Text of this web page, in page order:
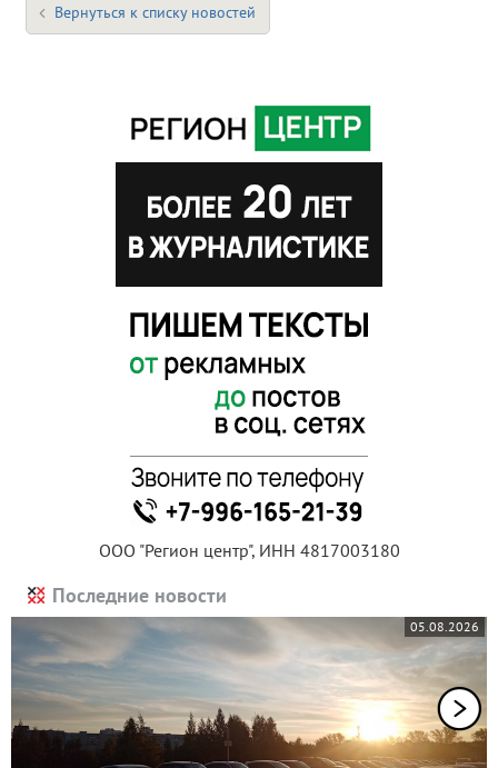
Вернуться к списку новостей
ООО "Регион центр", ИНН 4817003180
Последние новости
05.08.2026